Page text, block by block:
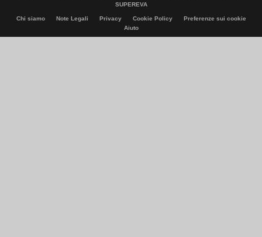
SUPEREVA
Chi siamo Note Legali Privacy Cookie Policy
Preferenze sui cookie
Aiuto